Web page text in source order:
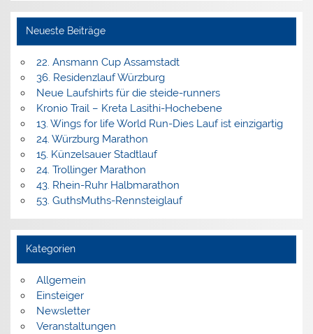
Neueste Beiträge
22. Ansmann Cup Assamstadt
36. Residenzlauf Würzburg
Neue Laufshirts für die steide-runners
Kronio Trail – Kreta Lasithi-Hochebene
13. Wings for life World Run-Dies Lauf ist einzigartig
24. Würzburg Marathon
15. Künzelsauer Stadtlauf
24. Trollinger Marathon
43. Rhein-Ruhr Halbmarathon
53. GuthsMuths-Rennsteiglauf
Kategorien
Allgemein
Einsteiger
Newsletter
Veranstaltungen